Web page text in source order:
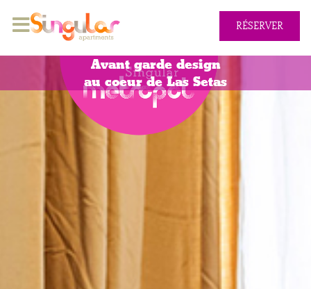
RÉSERVER
Avant garde design
au coeur de Las Setas